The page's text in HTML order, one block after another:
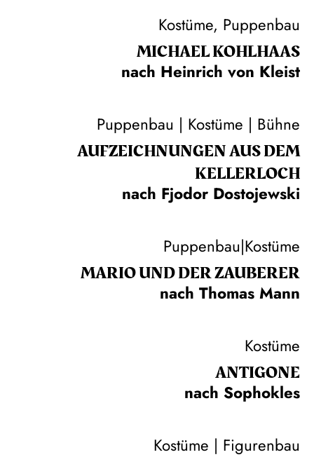
Kostüme, Puppenbau
MICHAEL KOHLHAAS
nach Heinrich von Kleist
Puppenbau | Kostüme | Bühne
AUF­ZEICH­NUNGEN AUS DEM
KELLER­LOCH
nach Fjodor Dostojewski
Puppenbau|Kostüme
MARIO UND DER ZAUBERER
nach Thomas Mann
Kostüme
ANTIGONE
nach Sophokles
Kostüme | Figurenbau